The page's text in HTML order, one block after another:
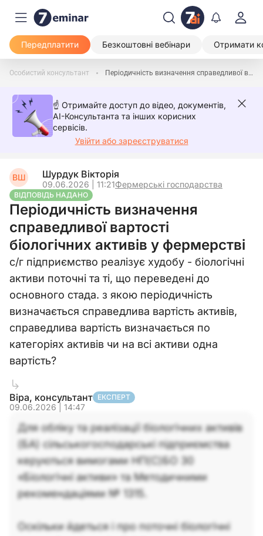
Передплатити Безкоштовні вебінари Отримати
Особистий консультант Періодичність визначення справедливої вартості біологічних активів у фермерстві
☝️ Отримайте доступ до відео, документів,
AI-Консультанта та інших корисних
сервісів.
Увійти або зареєструватися
ВШ Шурдук Вікторія
09.06.2026 | 11:21Фермерські господарства
ВІДПОВІДЬ НАДАНО
Періодичність визначення
справедливої вартості
біологічних активів у фермерстві
с/г підприємство реалізує худобу - біологічні
активи поточні та ті, що переведені до
основного стада. з якою періодичність
визначається справедлива вартість активів,
справедлива вартість визначається по
категоріях активів чи на всі активи одна
вартість?
Віра, консультант ЕКСПЕРТ
09.06.2026 | 14:47
Для обліку та реалізації біологічних активів
(БА) сільськогосподарські підприємства
керуються вимогами НП(С)БО 30
«Біологічні активи» та Методичними
рекомендаціями № 1315.
Оскільки йдеться і про поточні біологічні